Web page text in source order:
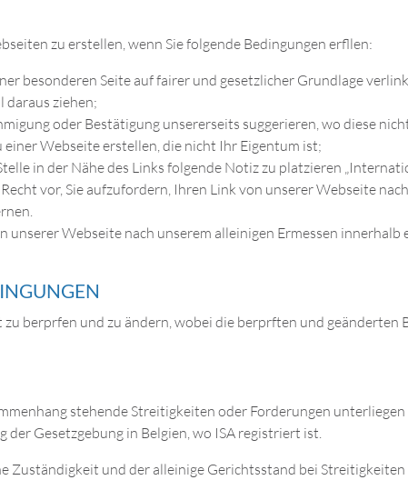
zu erstellen, wenn Sie folgende Bedingungen erfllen:
besonderen Seite auf fairer und gesetzlicher Grundlage
daraus ziehen;
oder Bestätigung unsererseits suggerieren, wo diese
Webseite erstellen, die nicht Ihr Eigentum ist;
in der Nähe des Links folgende Notiz zu platzieren
vor, Sie aufzufordern, Ihren Link von unserer Webseite
Webseite nach unserem alleinigen Ermessen innerhalb
berprfen und zu ändern, wobei die berprften und geänderten
stehende Streitigkeiten oder Forderungen
Gesetzgebung in Belgien, wo ISA registriert ist.
Zuständigkeit und der alleinige Gerichtsstand bei